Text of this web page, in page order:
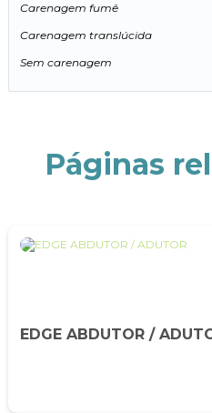
Carenagem fumê
Carenagem translúcida
Sem carenagem
Páginas
EDGE ABDUTOR /